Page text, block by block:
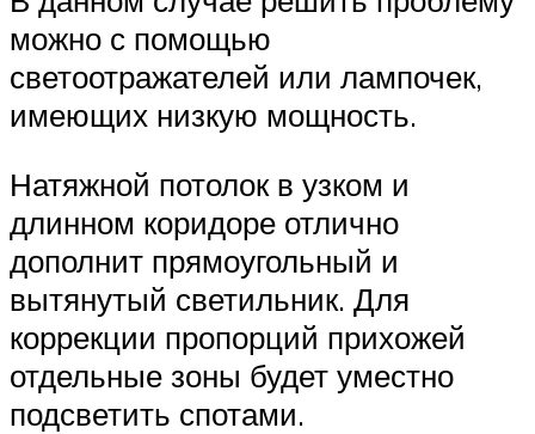
можно с помощью
светоотражателей или лампочек,
имеющих низкую мощность.
Натяжной потолок в узком и
длинном коридоре отлично
дополнит прямоугольный и
вытянутый светильник. Для
коррекции пропорций прихожей
отдельные зоны будет уместно
подсветить спотами.